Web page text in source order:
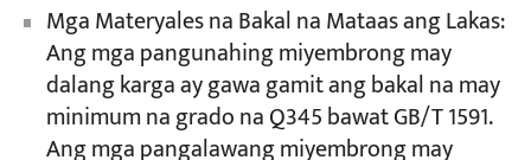
Mga Materyales na Bakal na Mataas ang Lakas:
Ang mga pangunahing miyembrong may
dalang karga ay gawa gamit ang bakal na may
minimum na grado na Q345 bawat GB/T 1591.
Ang mga pangalawang miyembrong may